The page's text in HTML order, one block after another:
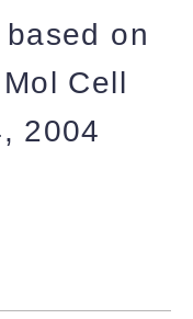
on
Cell
2004